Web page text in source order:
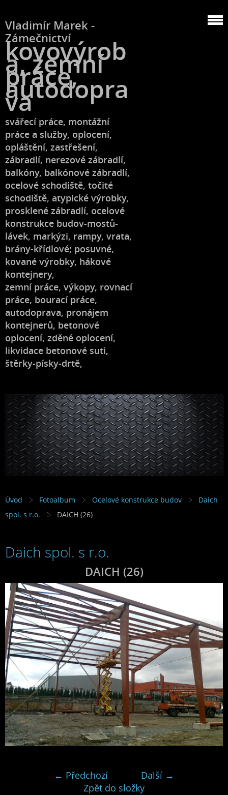
Vladimír Marek -
Zámečnictví
kovovýrob
a, zemní
práce,
autodopra
va
svářecí práce, montážní
práce a služby, oplocení,
opláštění, zastřešení,
zábradlí, nerezové zábradlí,
balkóny, balkónové zábradlí,
ocelové schodiště, točité
schodiště, atypické výrobky,
prosklené zábradlí, ocelové
konstrukce budov-mostů-
lávek, markýzi, rampy, vrata,
brány-křídlové; posuvné,
kované výrobky, hákové
kontejnery,
zemní práce, výkopy, rovnací
práce, bourací práce,
autodoprava, pronájem
kontejnerů, betonové
oplocení, zděné oplocení,
likvidace betonové suti,
štěrky-písky-drtě,
Úvod Fotoalbum Ocelové konstrukce budov
Daich
spol. s r.o.
DAICH (26)
Daich spol. s r.o.
DAICH (26)
← Předchozí
Další →
Zpět do složky